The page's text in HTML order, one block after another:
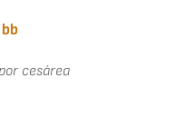
cesárea